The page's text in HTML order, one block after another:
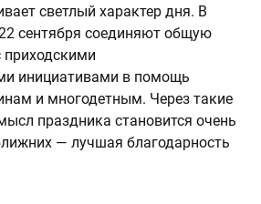
светлый характер дня. В
сентября соединяют общую
приходскими
инициативами в помощь
и многодетным. Через такие
праздника становится очень
— лучшая благодарность